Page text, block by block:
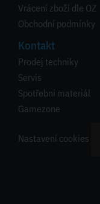
Vrácení zboží dle OZ
Obchodní podmínky
Kontakt
Prodej techniky
Servis
Spotřební materiál
Gamezone
Nastavení cookies